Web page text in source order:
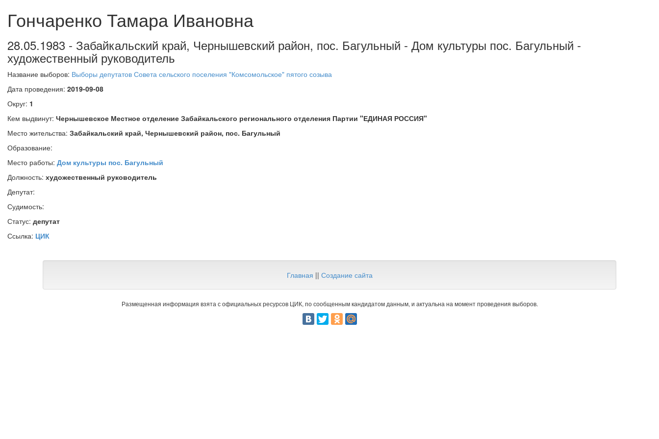
Гончаренко Тамара Ивановна
28.05.1983 - Забайкальский край, Чернышевский район, пос. Багульный - Дом культуры пос. Багульный -
художественный руководитель
Название выборов: Выборы депутатов Совета сельского поселения "Комсомольское" пятого созыва
Дата проведения: 2019-09-08
Округ: 1
Кем выдвинут: Чернышевское Местное отделение Забайкальского регионального отделения Партии "ЕДИНАЯ РОССИЯ"
Место жительства: Забайкальский край, Чернышевский район, пос. Багульный
Образование:
Место работы: Дом культуры пос. Багульный
Должность: художественный руководитель
Депутат:
Судимость:
Статус: депутат
Ссылка: ЦИК
Главная || Создание сайта
Размещенная информация взята с официальных ресурсов ЦИК, по сообщенным кандидатом данным, и актуальна на момент проведения выборов.